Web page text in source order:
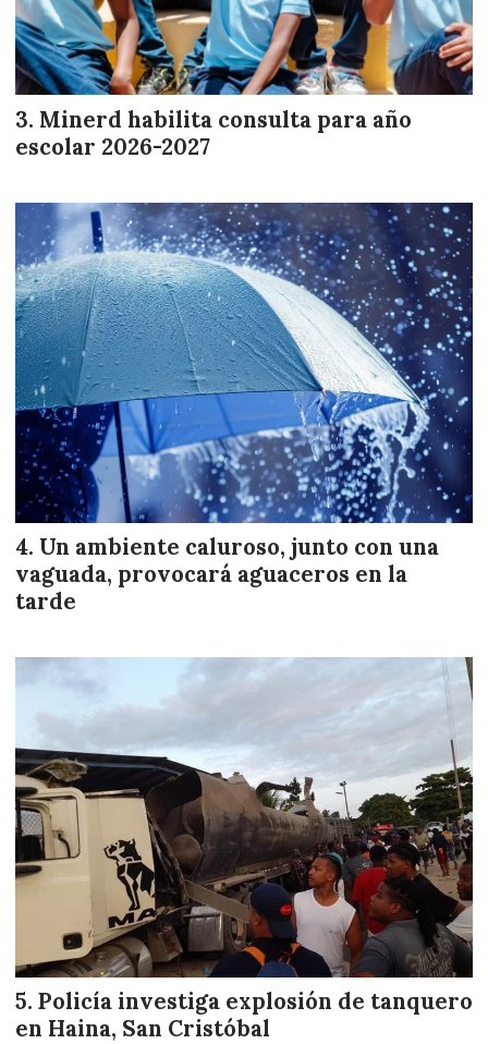
Minerd habilita consulta para año
escolar 2026-2027
Un ambiente caluroso, junto con una
vaguada, provocará aguaceros en la
tarde
Policía investiga explosión de tanquero
en Haina, San Cristóbal